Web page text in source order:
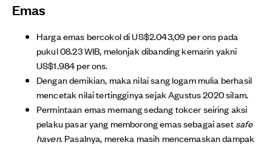
Emas
Harga emas bercokol di US$2.043,09 per ons pada
pukul 08.23 WIB, melonjak dibanding kemarin yakni
US$1.984 per ons.
Dengan demikian, maka nilai sang logam mulia berhasil
mencetak nilai tertingginya sejak Agustus 2020 silam.
Permintaan emas memang sedang tokcer seiring aksi
pelaku pasar yang memborong emas sebagai asetsafe
haven. Pasalnya, mereka masih mencemaskan dampak